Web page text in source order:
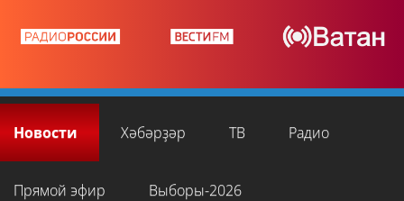
Новости Хәбәрҙәр ТВ Радио
Прямой эфир Выборы-2026